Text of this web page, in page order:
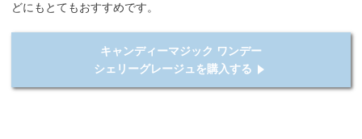
どにもとてもおすすめです。
キャンディーマジック ワンデー
シェリーグレージュを購入する